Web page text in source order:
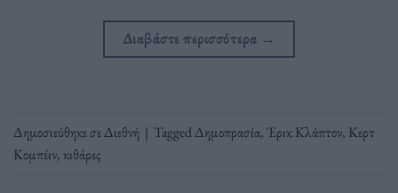
Διαβάστε περισσότερα →
Δημοσιεύθηκε σεΔιεθνή | TaggedΔημοπρασία,Έρικ Κλάπτον, Κερτ
Κομπέιν,κιθάρες